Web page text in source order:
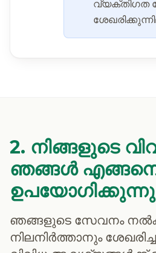
വ്യക്തിഗത
2. നിങ്ങളുടെ
ഞങ്ങൾ
ഉപയോഗിക്കുന്നു
ഞങ്ങളുടെ സേവനം
നിലനിർത്താനും